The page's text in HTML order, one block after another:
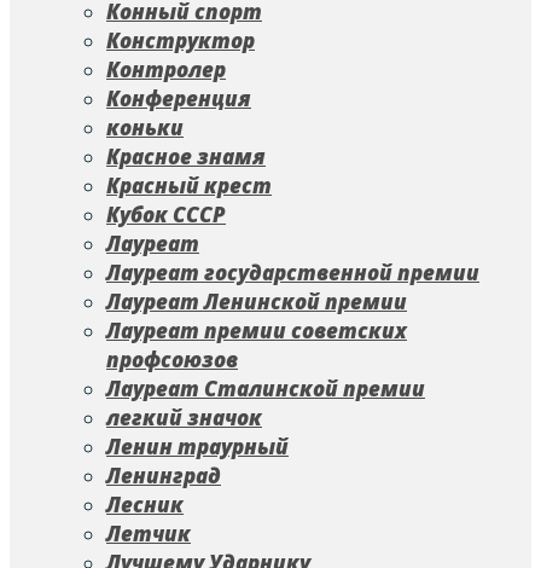
Конный спорт
Конструктор
Контролер
Конференция
коньки
Красное знамя
Красный крест
Кубок СССР
Лауреат
Лауреат государственной премии
Лауреат Ленинской премии
Лауреат премии советских
профсоюзов
Лауреат Сталинской премии
легкий значок
Ленин траурный
Ленинград
Лесник
Летчик